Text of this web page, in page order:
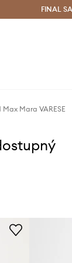
zdarma (od
FINAL
Mara VARESE